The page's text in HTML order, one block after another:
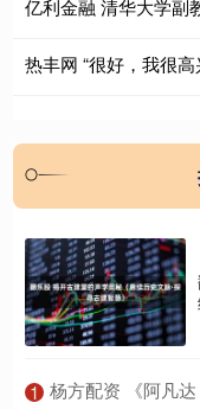
1 杨方配资 《阿凡达：水